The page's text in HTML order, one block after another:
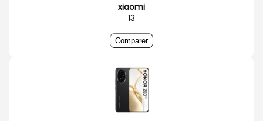
xiaomi
13
Comparer